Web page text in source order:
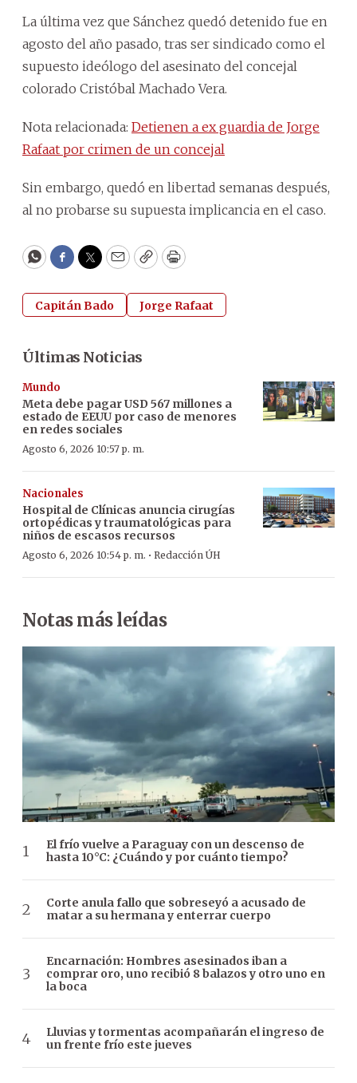
La última vez que Sánchez quedó detenido fue en
agosto del año pasado, tras ser sindicado como el
supuesto ideólogo del asesinato del concejal
colorado Cristóbal Machado Vera.
Nota relacionada: Detienen a ex guardia de Jorge
Rafaat por crimen de un concejal
Sin embargo, quedó en libertad semanas después,
al no probarse su supuesta implicancia en el caso.
WhatsApp
Facebook
Twitter
EmailCopyPrint
Capitán Bado Jorge Rafaat
Últimas Noticias
Mundo
Meta debe pagar USD 567 millones a
estado de EEUU por caso de menores
en redes sociales
Agosto 6, 2026 10:57 p. m.
Nacionales
Hospital de Clínicas anuncia cirugías
ortopédicas y traumatológicas para
niños de escasos recursos
Agosto 6, 2026 10:54 p. m. · Redacción ÚH
Notas más leídas
El frío vuelve a Paraguay con un descenso de
hasta 10°C: ¿Cuándo y por cuánto tiempo?
Corte anula fallo que sobreseyó a acusado de
matar a su hermana y enterrar cuerpo
Encarnación: Hombres asesinados iban a
comprar oro, uno recibió 8 balazos y otro uno en
la boca
Lluvias y tormentas acompañarán el ingreso de
un frente frío este jueves